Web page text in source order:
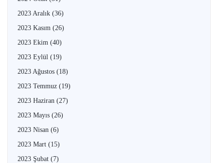
2023 Aralık (36)
2023 Kasım (26)
2023 Ekim (40)
2023 Eylül (19)
2023 Ağustos (18)
2023 Temmuz (19)
2023 Haziran (27)
2023 Mayıs (26)
2023 Nisan (6)
2023 Mart (15)
2023 Şubat (7)